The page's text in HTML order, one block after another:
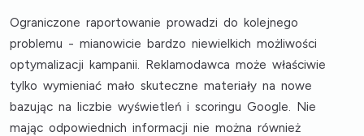
Ograniczone raportowanie prowadzi do kolejnego
problemu - mianowiciebardzo niewielkich możliwości
optymalizacji kampanii. Reklamodawca może właściwie
tylko wymieniać mało skuteczne materiały na nowe
bazując na liczbie wyświetleń i scoringu Google. Nie
mając odpowiednich informacji nie można również